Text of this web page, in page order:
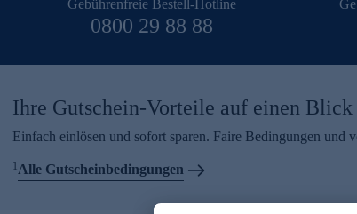
Gebührenfreie Bestell-Hotline
0800 29 88 88
Ihre Gutschein-Vorteile auf einen Blick
Einfach einlösen und sofort sparen. Faire Bedingungen und
1Alle Gutscheinbedingungen